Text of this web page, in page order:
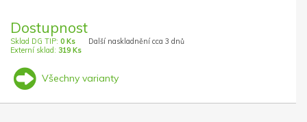
Dostupnost
Sklad DG TIP: 0 Ks
Externí sklad: 319 Ks
Další naskladnění cca 3 dnů
Všechny varianty